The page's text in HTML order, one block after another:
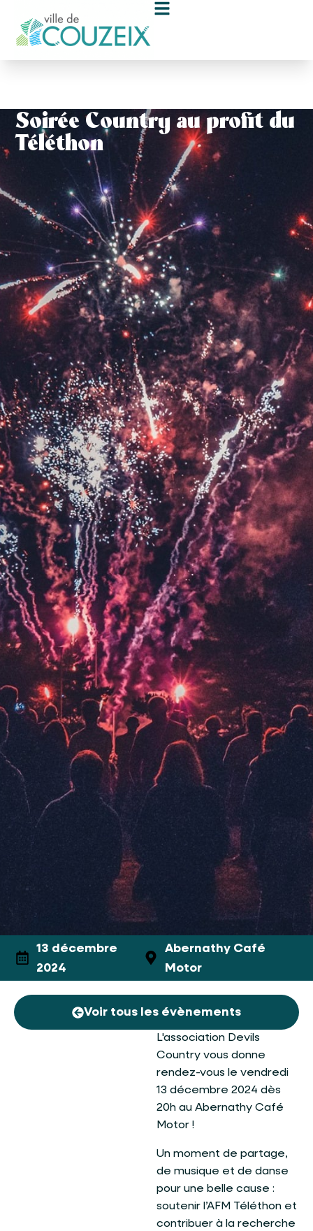
Soirée Country au profit du
Téléthon
13 décembre
2024
Abernathy Café
Motor
Voir tous les évènements
L'association Devils
Country vous donne
rendez-vous le vendredi
13 décembre 2024 dès
20h au Abernathy Café
Motor !
Un moment de partage,
de musique et de danse
pour une belle cause :
soutenir l’AFM Téléthon et
contribuer à la recherche